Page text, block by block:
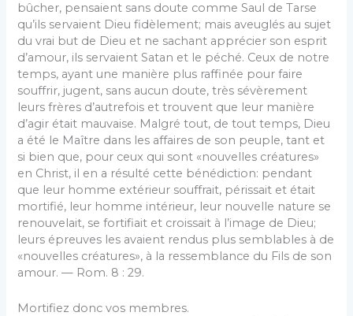
bûcher, pensaient sans doute comme Saul de Tarse
qu’ils servaient Dieu fidèlement; mais aveuglés au sujet
du vrai but de Dieu et ne sachant apprécier son esprit
d’amour, ils servaient Satan et le péché. Ceux de notre
temps, ayant une manière plus raffinée pour faire
souffrir, jugent, sans aucun doute, très sévèrement
leurs frères d’autrefois et trouvent que leur ma­nière
d’agir était mauvaise. Malgré tout, de tout temps, Dieu
a été le Maître dans les affaires de son peuple, tant et
si bien que, pour ceux qui sont «nouvelles créatures»
en Christ, il en a résulté cette bénédiction: pendant
que leur homme extérieur souffrait, périssait et était
mortifié, leur homme intérieur, leur nouvelle nature se
renouvelait, se for­tifiait et croissait à l’image de Dieu;
leurs épreuves les avaient rendus plus semblables à de
«nouvelles créatures», à la res­semblance du Fils de son
amour. — Rom. 8 : 29.
Mortifiez donc vos membres.